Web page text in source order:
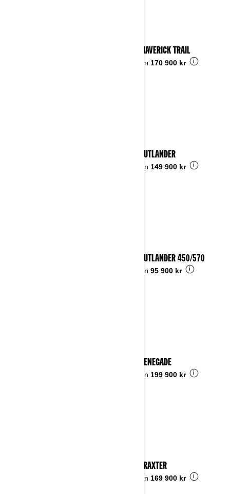
2023 MAVERICK TRAIL
Pris från 170 900 kr i
2023 OUTLANDER
Pris från 149 900 kr i
2023 OUTLANDER 450/570
Pris från 95 900 kr i
2023 RENEGADE
Pris från 199 900 kr i
2023 TRAXTER
Pris från 169 900 kr i